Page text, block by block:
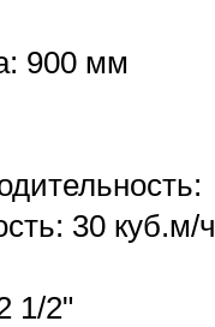
900 мм
30 куб.м/ч
1/2"